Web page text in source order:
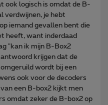
ook logisch is omdat de B-
verdwijnen, je hebt
iemand gevallen bent die
heeft, want inderdaad
"kan ik mijn B-Box2
krijgen dat de
wordt bij een
ook voor de decoders
een B-box2 kijkt men
omdat zeker de B-box2 op